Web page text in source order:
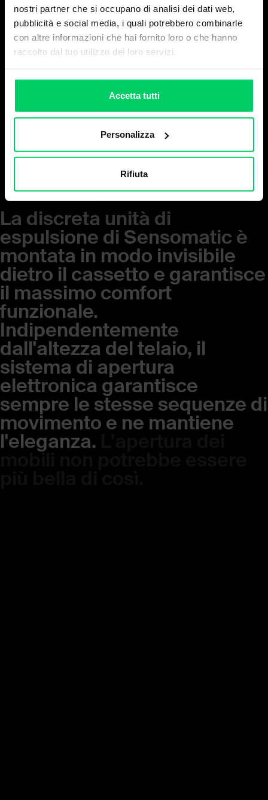
nostri partner che si occupano di analisi dei dati web,
pubblicità e social media, i quali potrebbero combinarle
con altre informazioni che hai fornito loro o che hanno
raccolto dal tuo utilizzo dei loro servizi.
Accetta tutti
Personalizza
Rifiuta
La discreta unità di
espulsione di Sensomatic è
montata in modo invisibile
dietro il cassetto e garantisce
il massimo comfort
funzionale.
Indipendentemente
dall'altezza del telaio, il
sistema di apertura
elettronica garantisce
sempre le stesse sequenze di
movimento e ne mantiene
l'eleganza.
mobili non potrebbe essere